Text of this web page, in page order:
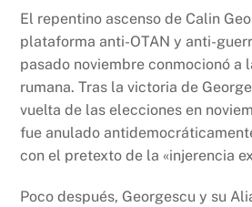
El repentino ascenso de Calin
plataforma anti-OTAN y anti-
pasado noviembre conmocionó a
rumana. Tras la victoria de
vuelta de las elecciones en
fue anulado
con el pretexto de la «injerencia
Poco después, Georgescu y su